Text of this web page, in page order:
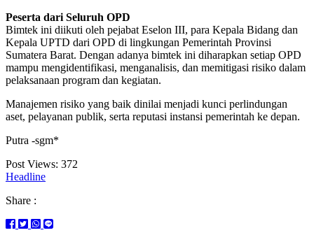
Peserta dari Seluruh OPD
Bimtek ini diikuti oleh pejabat Eselon III, para Kepala Bidang dan
Kepala UPTD dari OPD di lingkungan Pemerintah Provinsi
Sumatera Barat. Dengan adanya bimtek ini diharapkan setiap OPD
mampu mengidentifikasi, menganalisis, dan memitigasi risiko dalam
pelaksanaan program dan kegiatan.
Manajemen risiko yang baik dinilai menjadi kunci perlindungan
aset, pelayanan publik, serta reputasi instansi pemerintah ke depan.
Putra -sgm*
Post Views: 372
Headline
Share :